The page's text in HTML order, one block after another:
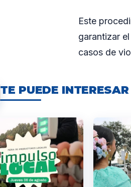
Este
garantizar
casos de
TE PUEDE INTERESAR